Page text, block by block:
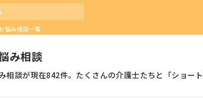
悩み相談一覧
み相談
相談が現在842件。たくさんの介護士たちと「ショー